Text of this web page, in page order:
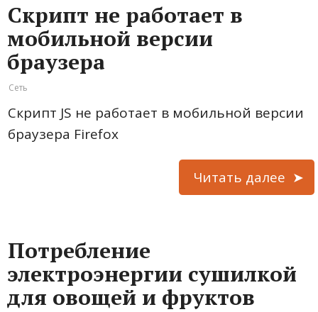
Скрипт не работает в
мобильной версии
браузера
Сеть
Скрипт JS не работает в мобильной версии
браузера Firefox
Читать далее
Потребление
электроэнергии сушилкой
для овощей и фруктов